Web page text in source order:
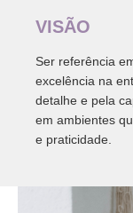
VISÃO
Ser referência
excelência na
detalhe e pela
em ambientes
e praticidade.